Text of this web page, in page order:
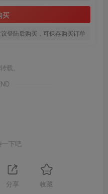
买
登陆后购买，可保存购买订单
载。
一下吧
分享 收藏